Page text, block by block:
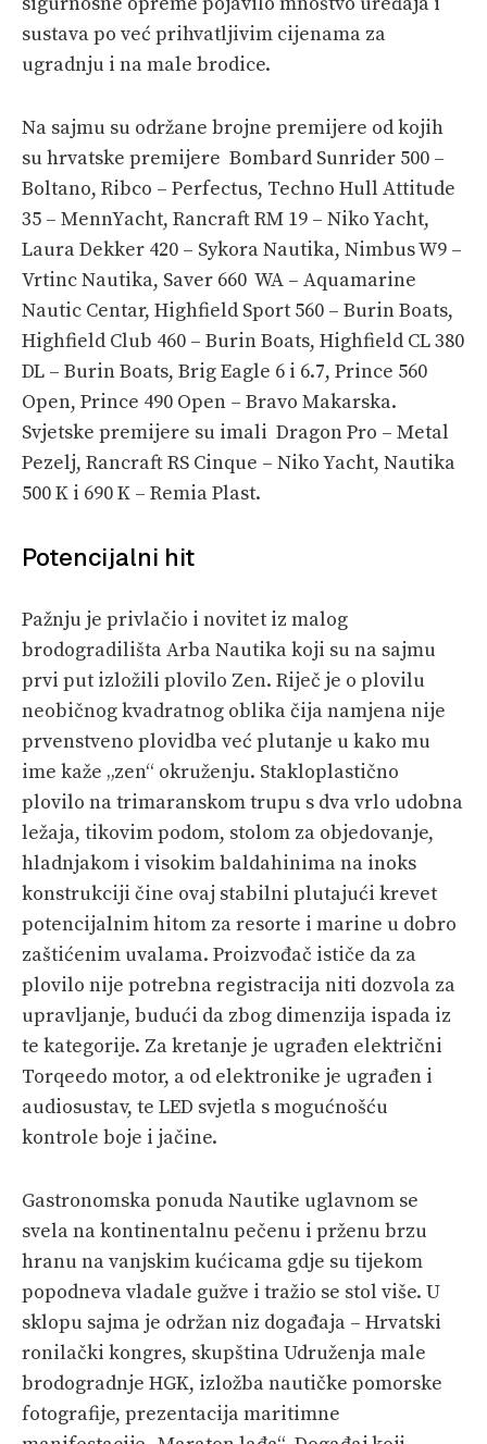
sustava po već prihvatljivim cijenama za
ugradnju i na male brodice.
Na sajmu su održane brojne premijere od kojih
su hrvatske premijere Bombard Sunrider 500 –
Boltano, Ribco – Perfectus, Techno Hull Attitude
35 – MennYacht, Rancraft RM 19 – Niko Yacht,
Laura Dekker 420 – Sykora Nautika, Nimbus W9 –
Vrtinc Nautika, Saver 660 WA – Aquamarine
Nautic Centar, Highfield Sport 560 – Burin Boats,
Highfield Club 460 – Burin Boats, Highfield CL 380
DL – Burin Boats, Brig Eagle 6 i 6.7, Prince 560
Open, Prince 490 Open – Bravo Makarska.
Svjetske premijere su imali Dragon Pro – Metal
Pezelj, Rancraft RS Cinque – Niko Yacht, Nautika
500 K i 690 K – Remia Plast.
Potencijalni hit
Pažnju je privlačio i novitet iz malog
brodogradilišta Arba Nautika koji su na sajmu
prvi put izložili plovilo Zen. Riječ je o plovilu
neobičnog kvadratnog oblika čija namjena nije
prvenstveno plovidba već plutanje u kako mu
ime kaže „zen“ okruženju. Stakloplastično
plovilo na trimaranskom trupu s dva vrlo udobna
ležaja, tikovim podom, stolom za objedovanje,
hladnjakom i visokim baldahinima na inoks
konstrukciji čine ovaj stabilni plutajući krevet
potencijalnim hitom za resorte i marine u dobro
zaštićenim uvalama. Proizvođač ističe da za
plovilo nije potrebna registracija niti dozvola za
upravljanje, budući da zbog dimenzija ispada iz
te kategorije. Za kretanje je ugrađen električni
Torqeedo motor, a od elektronike je ugrađen i
audiosustav, te LED svjetla s mogućnošću
kontrole boje i jačine.
Gastronomska ponuda Nautike uglavnom se
svela na kontinentalnu pečenu i prženu brzu
hranu na vanjskim kućicama gdje su tijekom
popodneva vladale gužve i tražio se stol više. U
sklopu sajma je održan niz događaja – Hrvatski
ronilački kongres, skupština Udruženja male
brodogradnje HGK, izložba nautičke pomorske
fotografije, prezentacija maritimne